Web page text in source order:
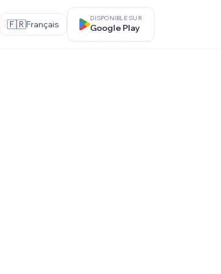
🇫🇷Français
DISPONIBLE SUR
Google Play